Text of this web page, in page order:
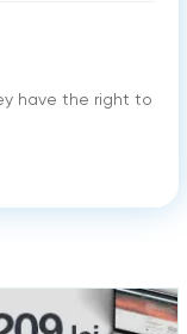
have the right to